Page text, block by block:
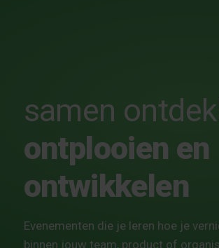
samen
ontplooien en
ontwikkelen
Evenementen die je leren hoe je
binnen jouw team, product of